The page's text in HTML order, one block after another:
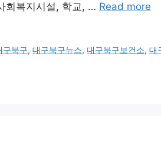
회복지시설, 학교, … Read more
구북구,대구북구뉴스,대구북구보건소,대